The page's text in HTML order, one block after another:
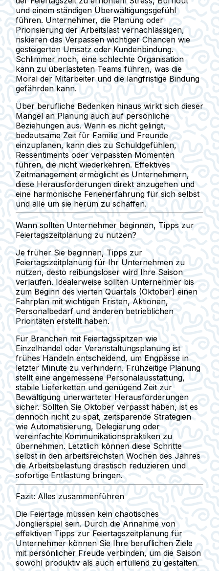
und einem ständigen Überwältigungsgefühl
führen. Unternehmer, die Planung oder
Priorisierung der Arbeitslast vernachlässigen,
riskieren das Verpassen wichtiger Chancen wie
gesteigerten Umsatz oder Kundenbindung.
Schlimmer noch, eine schlechte Organisation
kann zu überlasteten Teams führen, was die
Moral der Mitarbeiter und die langfristige Bindung
gefährden kann.
Über berufliche Bedenken hinaus wirkt sich dieser
Mangel an Planung auch auf persönliche
Beziehungen aus. Wenn es nicht gelingt,
bedeutsame Zeit für Familie und Freunde
einzuplanen, kann dies zu Schuldgefühlen,
Ressentiments oder verpassten Momenten
führen, die nicht wiederkehren. Effektives
Zeitmanagement ermöglicht es Unternehmern,
diese Herausforderungen direkt anzugehen und
eine harmonische Ferienerfahrung für sich selbst
und alle um sie herum zu schaffen.
Wann sollten Unternehmer beginnen, Tipps zur
Feiertagszeitplanung zu nutzen?
Je früher Sie beginnen, Tipps zur
Feiertagszeitplanung für Ihr Unternehmen zu
nutzen, desto reibungsloser wird Ihre Saison
verlaufen. Idealerweise sollten Unternehmer bis
zum Beginn des vierten Quartals (Oktober) einen
Fahrplan mit wichtigen Fristen, Aktionen,
Personalbedarf und anderen betrieblichen
Prioritäten erstellt haben.
Für Branchen mit Feiertagsspitzen wie
Einzelhandel oder Veranstaltungsplanung ist
frühes Handeln entscheidend, um Engpässe in
letzter Minute zu verhindern. Frühzeitige Planung
stellt eine angemessene Personalausstattung,
stabile Lieferketten und genügend Zeit zur
Bewältigung unerwarteter Herausforderungen
sicher. Sollten Sie Oktober verpasst haben, ist es
dennoch nicht zu spät, zeitsparende Strategien
wie Automatisierung, Delegierung oder
vereinfachte Kommunikationspraktiken zu
übernehmen. Letztlich können diese Schritte
selbst in den arbeitsreichsten Wochen des Jahres
die Arbeitsbelastung drastisch reduzieren und
sofortige Entlastung bringen.
Fazit: Alles zusammenführen
Die Feiertage müssen kein chaotisches
Jonglierspiel sein. Durch die Annahme von
effektiven Tipps zur Feiertagszeitplanung für
Unternehmer können Sie Ihre beruflichen Ziele
mit persönlicher Freude verbinden, um die Saison
sowohl produktiv als auch erfüllend zu gestalten.